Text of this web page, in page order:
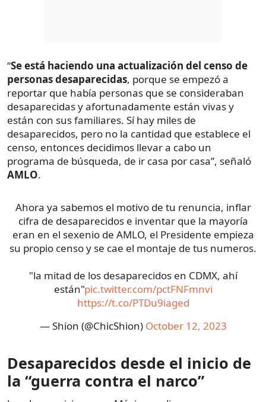
“Se está haciendo una actualización del censo de
personas desaparecidas, porque se empezó a
reportar que había personas que se consideraban
desaparecidas y afortunadamente están vivas y
están con sus familiares. Sí hay miles de
desaparecidos, pero no la cantidad que establece el
censo, entonces decidimos llevar a cabo un
programa de búsqueda, de ir casa por casa”, señaló
AMLO.
Ahora ya sabemos el motivo de tu renuncia, inflar
cifra de desaparecidos e inventar que la mayoría
eran en el sexenio de AMLO, el Presidente empieza
su propio censo y se cae el montaje de tus numeros.
"la mitad de los desaparecidos en CDMX, ahí
están"pic.twitter.com/pctFNFmnvi
https://t.co/PTDu9iaged
— Shion (@ChicShion) October 12, 2023
Desaparecidos desde el inicio de
la “guerra contra el narco”